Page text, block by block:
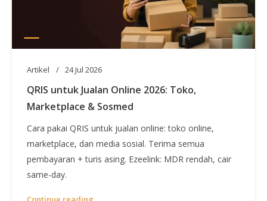
Artikel 24 Jul 2026
QRIS untuk Jualan Online 2026: Toko,
Marketplace & Sosmed
Cara pakai QRIS untuk jualan online: toko online,
marketplace, dan media sosial. Terima semua
pembayaran + turis asing. Ezeelink: MDR rendah, cair
same-day.